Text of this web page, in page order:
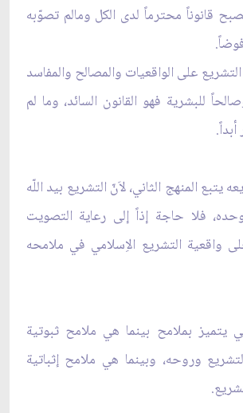
قانوناً محترماً لدى الكل ومالم تصوّبه
على الواقعيات والمصالح والمفاسد
للبشرية فهو القانون السائد، وما لم
يتبع المنهج الثاني، لاَنّ التشريع بيد اللّه
فلا حاجة إذاً إلى رعاية التصويت
واقعية التشريع الاِسلامي في ملامحه
يتميز بملامح بينما هي ملامح ثبوتية
وروحه، وبينما هي ملامح إثباتية